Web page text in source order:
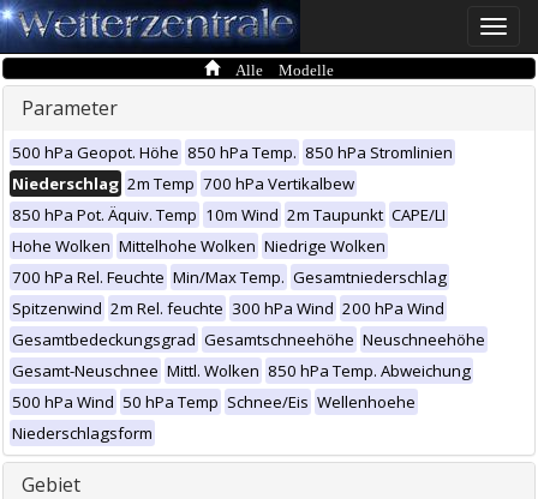
Toggle
Alle Modelle
Parameter
500 hPa Geopot. Höhe 850 hPa Temp. 850 hPa Stromlinien
Niederschlag 2m Temp 700 hPa Vertikalbew
850 hPa Pot. Äquiv. Temp 10m Wind 2m Taupunkt CAPE/LI
Hohe Wolken Mittelhohe Wolken Niedrige Wolken
700 hPa Rel. Feuchte Min/Max Temp. Gesamtniederschlag
Spitzenwind 2m Rel. feuchte 300 hPa Wind 200 hPa Wind
Gesamtbedeckungsgrad Gesamtschneehöhe Neuschneehöhe
Gesamt-Neuschnee Mittl. Wolken 850 hPa Temp. Abweichung
500 hPa Wind 50 hPa Temp Schnee/Eis Wellenhoehe
Niederschlagsform
Gebiet